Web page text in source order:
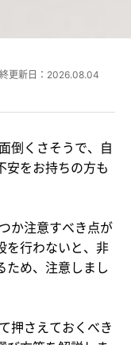
更新日： 2026.08.04
倒くさそうで、自
安をお持ちの方も
か注意すべき点が
を行わないと、非
ため、注意しまし
押さえておくべき